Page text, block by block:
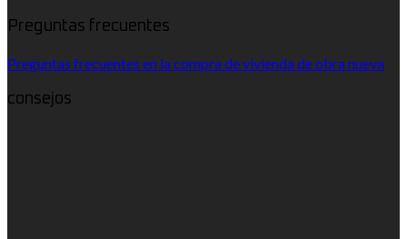
Preguntas frecuentes
Preguntas frecuentes en la compra de vivienda de obra nueva
consejos